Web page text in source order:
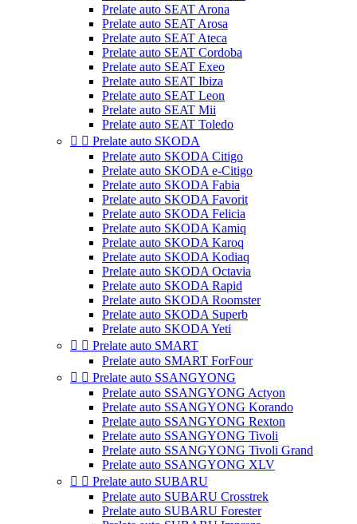
Prelate auto SEAT Arona
Prelate auto SEAT Arosa
Prelate auto SEAT Ateca
Prelate auto SEAT Cordoba
Prelate auto SEAT Exeo
Prelate auto SEAT Ibiza
Prelate auto SEAT Leon
Prelate auto SEAT Mii
Prelate auto SEAT Toledo
  Prelate auto SKODA
Prelate auto SKODA Citigo
Prelate auto SKODA e-Citigo
Prelate auto SKODA Fabia
Prelate auto SKODA Favorit
Prelate auto SKODA Felicia
Prelate auto SKODA Kamiq
Prelate auto SKODA Karoq
Prelate auto SKODA Kodiaq
Prelate auto SKODA Octavia
Prelate auto SKODA Rapid
Prelate auto SKODA Roomster
Prelate auto SKODA Superb
Prelate auto SKODA Yeti
  Prelate auto SMART
Prelate auto SMART ForFour
  Prelate auto SSANGYONG
Prelate auto SSANGYONG Actyon
Prelate auto SSANGYONG Korando
Prelate auto SSANGYONG Rexton
Prelate auto SSANGYONG Tivoli
Prelate auto SSANGYONG Tivoli Grand
Prelate auto SSANGYONG XLV
  Prelate auto SUBARU
Prelate auto SUBARU Crosstrek
Prelate auto SUBARU Forester